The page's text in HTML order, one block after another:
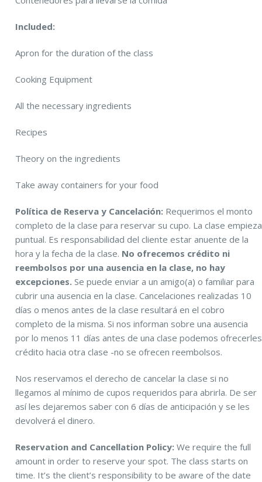
Included:
Apron for the duration of the class
Cooking Equipment
All the necessary ingredients
Recipes
Theory on the ingredients
Take away containers for your food
Política de Reserva y Cancelación: Requerimos el monto
completo de la clase para reservar su cupo. La clase empieza
puntual. Es responsabilidad del cliente estar anuente de la
hora y la fecha de la clase. No ofrecemos crédito ni
reembolsos por una ausencia en la clase, no hay
excepciones.Se puede enviar a un amigo(a) o familiar para
cubrir una ausencia en la clase. Cancelaciones realizadas 10
días o menos antes de la clase resultará en el cobro
completo de la misma. Si nos informan sobre una ausencia
por lo menos 11 días antes de una clase podemos ofrecerles
crédito hacia otra clase -no se ofrecen reembolsos.
Nos reservamos el derecho de cancelar la clase si no
llegamos al mínimo de cupos requeridos para abrirla. De ser
así les dejaremos saber con 6 días de anticipación y se les
devolverá el dinero.
Reservation and Cancellation Policy: We require the full
amount in order to reserve your spot. The class starts on
time. It’s the client’s responsibility to be aware of the date